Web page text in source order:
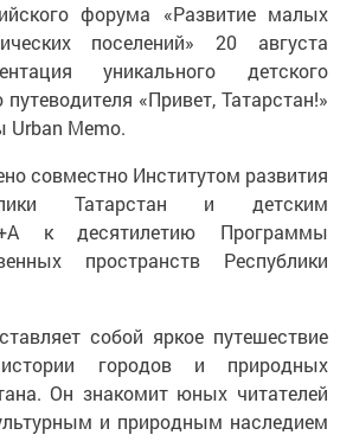
форума «Развитие малых
поселений» 20 августа
уникального детского
«Привет, Татарстан!»
Urban Memo.
совместно Институтом развития
Татарстан и детским
к десятилетию Программы
пространств Республики
собой яркое путешествие
городов и природных
Он знакомит юных читателей
и природным наследием